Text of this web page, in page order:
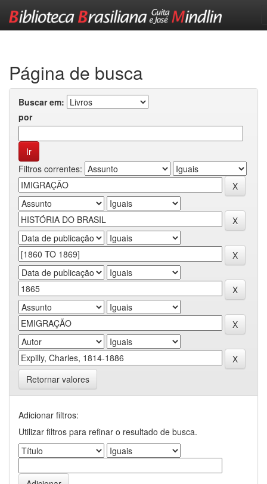
Página de busca
Buscar em:
por
Filtros correntes:
Retornar valores
Adicionar filtros:
Utilizar filtros para refinar o resultado de busca.